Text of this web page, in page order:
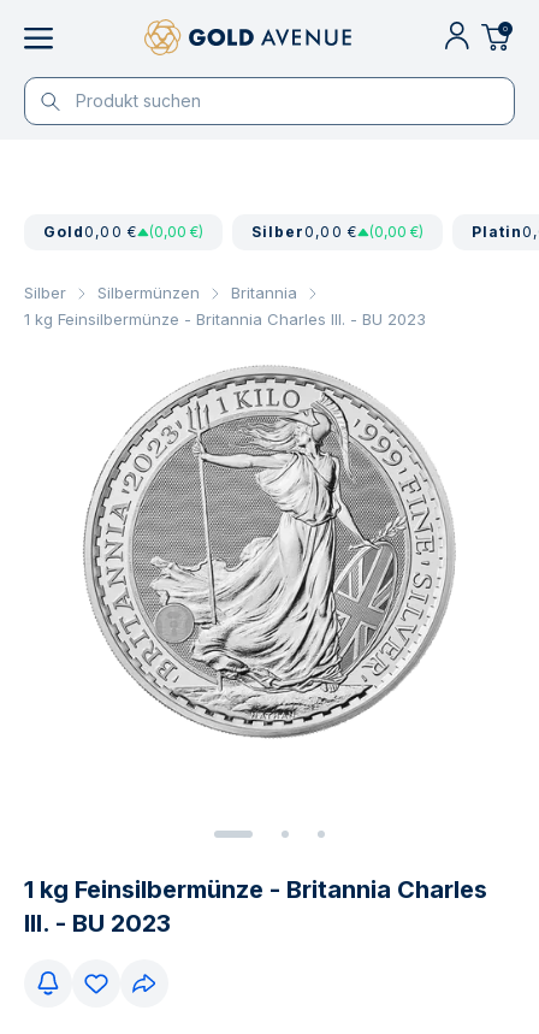
0
Gold0,00 € (0,00 €) Silber0,00 € (0,00 €) Platin
Silber Silbermünzen
Britannia
1 kg Feinsilbermünze - Britannia Charles III. - BU 2023
1 kg Feinsilbermünze - Britannia Charles
III. - BU 2023